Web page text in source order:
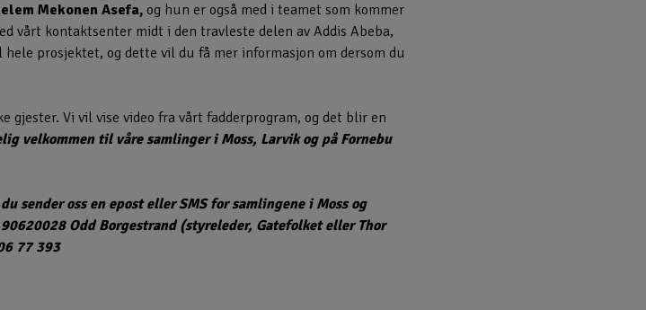
Mekonen Asefa, og hun er også med i teamet som kommer
vårt kontaktsenter midt i den travleste delen av Addis Abeba,
prosjektet, og dette vil du få mer informasjon om dersom du
gjester. Vi vil vise video fra vårt fadderprogram, og det blir en
velkommen til våre samlinger i Moss, Larvik og på Fornebu
sender oss en epost eller SMS for samlingene i Moss og
Odd Borgestrand (styreleder, Gatefolket eller Thor
77 393